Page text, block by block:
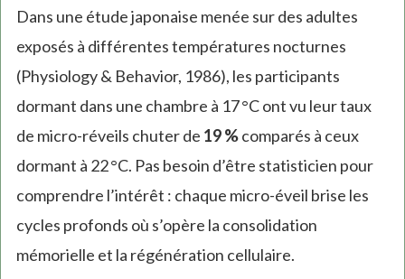
Dans une étude japonaise menée sur des adultes
exposés à différentes températures nocturnes
(Physiology & Behavior, 1986), les participants
dormant dans une chambre à 17 °C ont vu leur taux
de micro-réveils chuter de 19 %comparés à ceux
dormant à 22 °C. Pas besoin d’être statisticien pour
comprendre l’intérêt : chaque micro-éveil brise les
cycles profonds où s’opère la consolidation
mémorielle et la régénération cellulaire.